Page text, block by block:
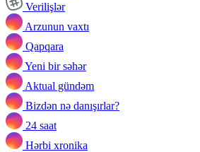
Verilişlər
Arzunun vaxtı
Qapqara
Yeni bir səhər
Aktual gündəm
Bizdən nə danışırlar?
24 saat
Hərbi xronika